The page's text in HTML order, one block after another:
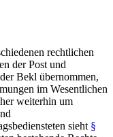
rechtlichen
der Post und
Bekl übernommen,
im Wesentlichen
weiterhin um
sieht §